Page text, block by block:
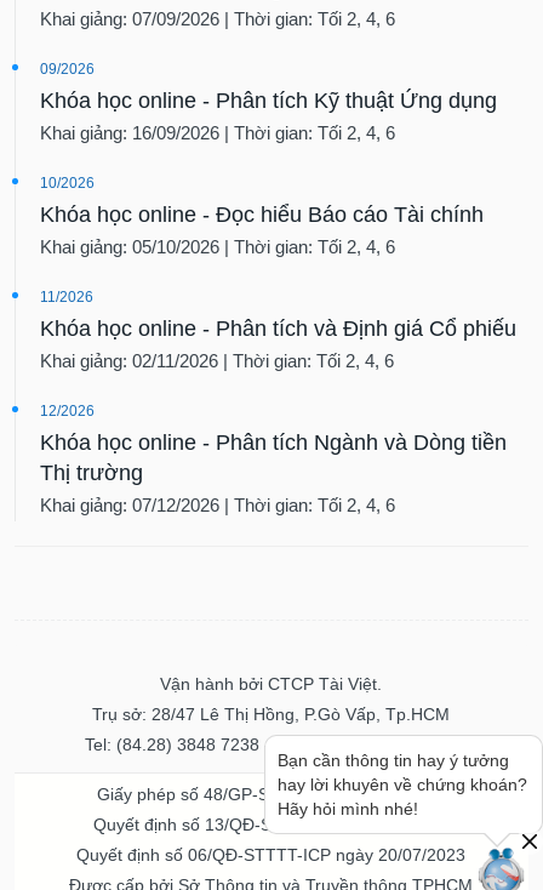
Khai giảng: 07/09/2026 | Thời gian: Tối 2, 4, 6
09/2026
Khóa học online - Phân tích Kỹ thuật Ứng dụng
Khai giảng: 16/09/2026 | Thời gian: Tối 2, 4, 6
10/2026
Khóa học online - Đọc hiểu Báo cáo Tài chính
Khai giảng: 05/10/2026 | Thời gian: Tối 2, 4, 6
11/2026
Khóa học online - Phân tích và Định giá Cổ phiếu
Khai giảng: 02/11/2026 | Thời gian: Tối 2, 4, 6
12/2026
Khóa học online - Phân tích Ngành và Dòng tiền
Thị trường
Khai giảng: 07/12/2026 | Thời gian: Tối 2, 4, 6
Vận hành bởi CTCP Tài Việt.
Trụ sở: 28/47 Lê Thị Hồng, P.Gò Vấp, Tp.HCM
Tel: (84.28) 3848 7238 - Fax: (84.28) 3848 7237
Giấy phép số 48/GP-STTTT ngày 04/11/2016
Quyết định số 13/QĐ-STTTT ngày 02/11/2017
Quyết định số 06/QĐ-STTTT-ICP ngày 20/07/2023
Được cấp bởi Sở Thông tin và Truyền thông TPHCM
Bạn cần thông tin hay ý tưởng
hay lời khuyên về chứng khoán?
Hãy hỏi mình nhé!